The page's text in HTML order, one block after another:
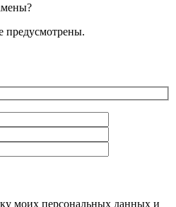
предусмотрены.
моих персональных данных и